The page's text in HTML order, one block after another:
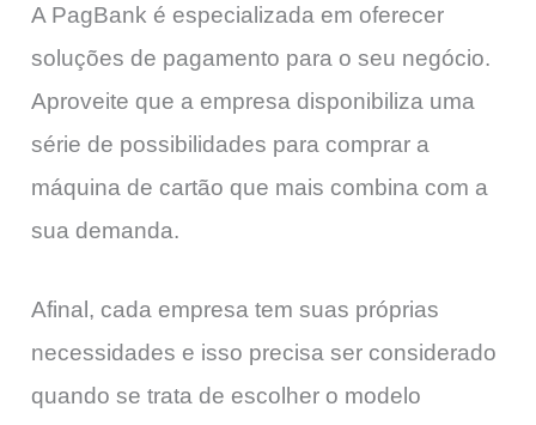
A PagBank é especializada em oferecer
soluções de pagamento para o seu negócio.
Aproveite que a empresa disponibiliza uma
série de possibilidades para comprar a
máquina de cartão que mais combina com a
sua demanda.
Afinal, cada empresa tem suas próprias
necessidades e isso precisa ser considerado
quando se trata de escolher o modelo